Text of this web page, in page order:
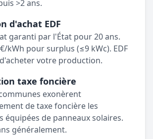
>2 ans.
d'achat EDF
garanti par l'État pour 20 ans.
kWh pour surplus (≤9 kWc). EDF
votre production.
taxe foncière
exonèrent
de taxe foncière les
équipées de panneaux solaires.
généralement.